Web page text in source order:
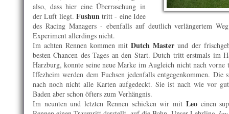
also, dass hier eine Überraschung in
der Luft liegt. Fushuntritt - eine Idee
des Racing Managers - ebenfalls auf deutlich verlängertem
Experiment allerdings nicht.
Im achten Rennen kommen mitDutch Master und der
besten Chancen des Tages an den Start. Dutch tritt erstmals im
Harzburg, konnte seine neue Marke im Augleich nicht nach
Iffezheim werden dem Fuchsen jedenfalls entgegenkommen.
nach noch nicht alle Karten aufgedeckt. Sie ist nach wie vor
Baden aber schon öfters zum Verhängnis.
Im neunten und letzten Rennen schicken wir mit Leoeinen